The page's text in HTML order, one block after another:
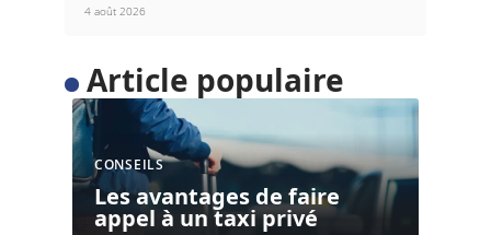
4 août 2026
Article populaire
CONSEILS
Les avantages de faire
appel à un taxi privé